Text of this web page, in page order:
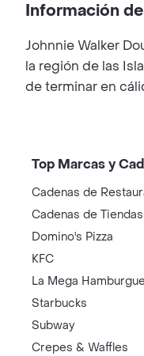
Información
Johnnie Walker
la región de las
de terminar en
Top Marcas y
Cadenas de
Cadenas de Tiendas
Domino's Pizza
KFC
La Mega
Starbucks
Subway
Crepes & Waffles